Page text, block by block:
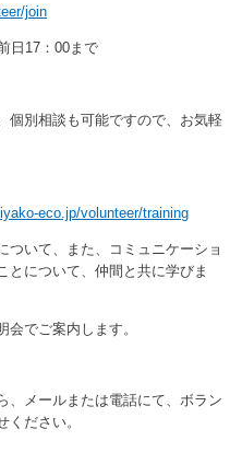
join
日17：00まで
個別相談も可能ですので、お気軽
eco.jp/volunteer/training
ついて、また、コミュニケーショ
とについて、仲間と共に学びま
でご案内します。
、メールまたは電話にて、ボラン
ださい。